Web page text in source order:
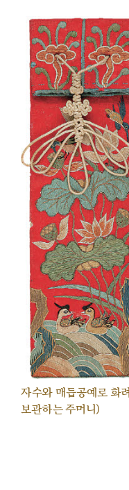
자수와 매듭공예로 화
보관하는 주머니)